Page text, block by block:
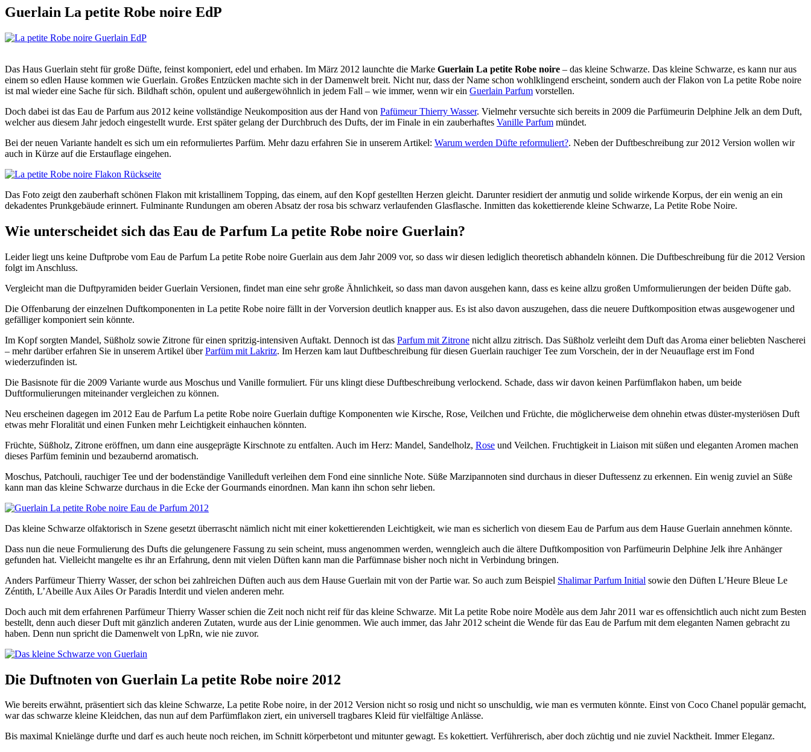
Guerlain La petite Robe noire EdP
Das Haus Guerlain steht für große Düfte, feinst komponiert, edel und erhaben. Im März 2012 launchte die Marke Guerlain La petite Robe noire – das kleine Schwarze. Das kleine Schwarze, es kann nur aus
einem so edlen Hause kommen wie Guerlain. Großes Entzücken machte sich in der Damenwelt breit. Nicht nur, dass der Name schon wohlklingend erscheint, sondern auch der Flakon von La petite Robe noire
ist mal wieder eine Sache für sich. Bildhaft schön, opulent und außergewöhnlich in jedem Fall – wie immer, wenn wir ein Guerlain Parfum vorstellen.
Doch dabei ist das Eau de Parfum aus 2012 keine vollständige Neukomposition aus der Hand von Pafümeur Thierry Wasser. Vielmehr versuchte sich bereits in 2009 die Parfümeurin Delphine Jelk an dem Duft,
welcher aus diesem Jahr jedoch eingestellt wurde. Erst später gelang der Durchbruch des Dufts, der im Finale in ein zauberhaftes Vanille Parfum mündet.
Bei der neuen Variante handelt es sich um ein reformuliertes Parfüm. Mehr dazu erfahren Sie in unserem Artikel: Warum werden Düfte reformuliert?. Neben der Duftbeschreibung zur 2012 Version wollen wir
auch in Kürze auf die Erstauflage eingehen.
Das Foto zeigt den zauberhaft schönen Flakon mit kristallinem Topping, das einem, auf den Kopf gestellten Herzen gleicht. Darunter residiert der anmutig und solide wirkende Korpus, der ein wenig an ein
dekadentes Prunkgebäude erinnert. Fulminante Rundungen am oberen Absatz der rosa bis schwarz verlaufenden Glasflasche. Inmitten das kokettierende kleine Schwarze, La Petite Robe Noire.
Wie unterscheidet sich das Eau de Parfum La petite Robe noire Guerlain?
Leider liegt uns keine Duftprobe vom Eau de Parfum La petite Robe noire Guerlain aus dem Jahr 2009 vor, so dass wir diesen lediglich theoretisch abhandeln können. Die Duftbeschreibung für die 2012 Version
folgt im Anschluss.
Vergleicht man die Duftpyramiden beider Guerlain Versionen, findet man eine sehr große Ähnlichkeit, so dass man davon ausgehen kann, dass es keine allzu großen Umformulierungen der beiden Düfte gab.
Die Offenbarung der einzelnen Duftkomponenten in La petite Robe noire fällt in der Vorversion deutlich knapper aus. Es ist also davon auszugehen, dass die neuere Duftkomposition etwas ausgewogener und
gefälliger komponiert sein könnte.
Im Kopf sorgten Mandel, Süßholz sowie Zitrone für einen spritzig-intensiven Auftakt. Dennoch ist das Parfum mit Zitrone nicht allzu zitrisch. Das Süßholz verleiht dem Duft das Aroma einer beliebten Nascherei
– mehr darüber erfahren Sie in unserem Artikel überParfüm mit Lakritz. Im Herzen kam laut Duftbeschreibung für diesen Guerlain rauchiger Tee zum Vorschein, der in der Neuauflage erst im Fond
wiederzufinden ist.
Die Basisnote für die 2009 Variante wurde aus Moschus und Vanille formuliert. Für uns klingt diese Duftbeschreibung verlockend. Schade, dass wir davon keinen Parfümflakon haben, um beide
Duftformulierungen miteinander vergleichen zu können.
Neu erscheinen dagegen im 2012 Eau de Parfum La petite Robe noire Guerlain duftige Komponenten wie Kirsche, Rose, Veilchen und Früchte, die möglicherweise dem ohnehin etwas düster-mysteriösen Duft
etwas mehr Floralität und einen Funken mehr Leichtigkeit einhauchen könnten.
Früchte, Süßholz, Zitrone eröffnen, um dann eine ausgeprägte Kirschnote zu entfalten. Auch im Herz: Mandel, Sandelholz, Rose und Veilchen. Fruchtigkeit in Liaison mit süßen und eleganten Aromen machen
dieses Parfüm feminin und bezaubernd aromatisch.
Moschus, Patchouli, rauchiger Tee und der bodenständige Vanilleduft verleihen dem Fond eine sinnliche Note. Süße Marzipannoten sind durchaus in dieser Duftessenz zu erkennen. Ein wenig zuviel an Süße
kann man das kleine Schwarze durchaus in die Ecke der Gourmands einordnen. Man kann ihn schon sehr lieben.
Das kleine Schwarze olfaktorisch in Szene gesetzt überrascht nämlich nicht mit einer kokettierenden Leichtigkeit, wie man es sicherlich von diesem Eau de Parfum aus dem Hause Guerlain annehmen könnte.
Dass nun die neue Formulierung des Dufts die gelungenere Fassung zu sein scheint, muss angenommen werden, wenngleich auch die ältere Duftkomposition von Parfümeurin Delphine Jelk ihre Anhänger
gefunden hat. Vielleicht mangelte es ihr an Erfahrung, denn mit vielen Düften kann man die Parfümnase bisher noch nicht in Verbindung bringen.
Anders Parfümeur Thierry Wasser, der schon bei zahlreichen Düften auch aus dem Hause Guerlain mit von der Partie war. So auch zum Beispiel Shalimar Parfum Initial sowie den Düften L’Heure Bleue Le
Zéntith, L’Abeille Aux Ailes Or Paradis Interdit und vielen anderen mehr.
Doch auch mit dem erfahrenen Parfümeur Thierry Wasser schien die Zeit noch nicht reif für das kleine Schwarze. Mit La petite Robe noire Modèle aus dem Jahr 2011 war es offensichtlich auch nicht zum Besten
bestellt, denn auch dieser Duft mit gänzlich anderen Zutaten, wurde aus der Linie genommen. Wie auch immer, das Jahr 2012 scheint die Wende für das Eau de Parfum mit dem eleganten Namen gebracht zu
haben. Denn nun spricht die Damenwelt von LpRn, wie nie zuvor.
Die Duftnoten von Guerlain La petite Robe noire 2012
Wie bereits erwähnt, präsentiert sich das kleine Schwarze, La petite Robe noire, in der 2012 Version nicht so rosig und nicht so unschuldig, wie man es vermuten könnte. Einst von Coco Chanel populär gemacht,
war das schwarze kleine Kleidchen, das nun auf dem Parfümflakon ziert, ein universell tragbares Kleid für vielfältige Anlässe.
Bis maximal Knielänge durfte und darf es auch heute noch reichen, im Schnitt körperbetont und mitunter gewagt. Es kokettiert. Verführerisch, aber doch züchtig und nie zuviel Nacktheit. Immer Eleganz.